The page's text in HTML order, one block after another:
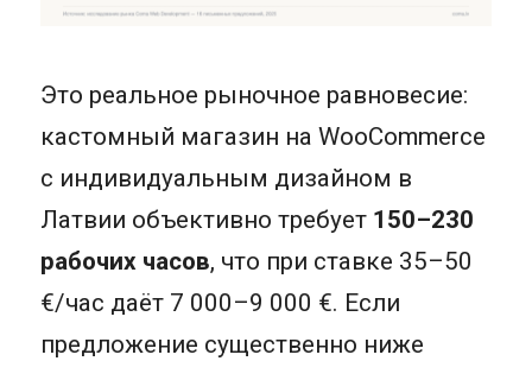
Это реальное рыночное равновесие:
кастомный магазин на WooCommerce
с индивидуальным дизайном в
Латвии объективно требует 150–230
рабочих часов, что при ставке 35–50
€/час даёт 7 000–9 000 €. Если
предложение существенно ниже